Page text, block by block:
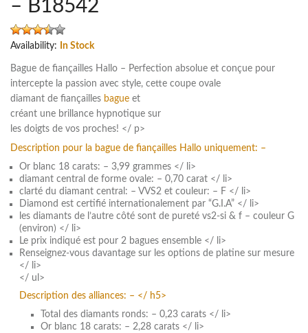
– B18542
Availability: In Stock
Bague de fiançailles Hallo – Perfection absolue et conçue pour
intercepte la passion avec style, cette coupe ovale
diamant de fiançailles bague et
créant une brillance hypnotique sur
les doigts de vos proches! </ p>
Description pour la bague de fiançailles Hallo uniquement: –
Or blanc 18 carats: – 3,99 grammes </ li>
diamant central de forme ovale: – 0,70 carat </ li>
clarté du diamant central: – VVS2 et couleur: – F </ li>
Diamond est certifié internationalement par “G.I.A” </ li>
les diamants de l’autre côté sont de pureté vs2-si & f – couleur G
(environ) </ li>
Le prix indiqué est pour 2 bagues ensemble </ li>
Renseignez-vous davantage sur les options de platine sur mesure
</ li>
</ ul>
Description des alliances: – </ h5>
Total des diamants ronds: – 0,23 carats </ li>
Or blanc 18 carats: – 2,28 carats </ li>